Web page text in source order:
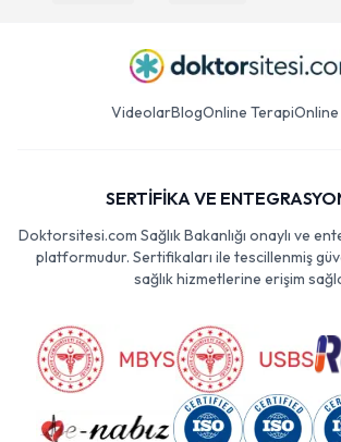
VideolarBlogOnline Terapi
SERTİFİKA VE
Doktorsitesi.com Sağlık Bakanlığı onaylı ve
platformudur. Sertifikaları ile tescillenmiş
sağlık hizmetlerine erişim